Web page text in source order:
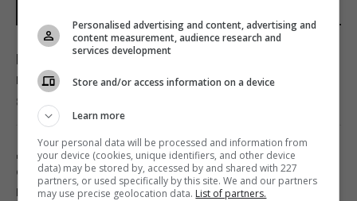
оцененных критиками игр за последние
десять лет
16:30 суббота, 08 августа 2026
Не "орел и решка": как правильно назвать
стороны монеты на украинском языке
16:30 суббота, 08 августа 2026
Неожиданная польза для дома: зачем
варят лавровый лист с корицей
8 августа 2026, 16:57
Джулия Робертс повторила культовый
образ из «Красотки» на свадьбе
племянницы
Personalised advertising and content, advertising and
content measurement, audience research and
services development
Store and/or access information on a device
Learn more
Your personal data will be processed and information from
your device (cookies, unique identifiers, and other device
data) may be stored by, accessed by and shared with 227
partners, or used specifically by this site. We and our partners
may use precise geolocation data. List of partners.